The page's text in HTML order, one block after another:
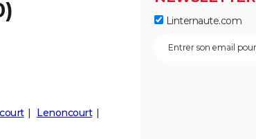
Lenoncourt
Linternaute.com